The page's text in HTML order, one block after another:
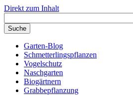
Direkt zum Inhalt
Garten-Blog
Schmetterlingspflanzen
Vogelschutz
Naschgarten
Biogärtnern
Grabbepflanzung